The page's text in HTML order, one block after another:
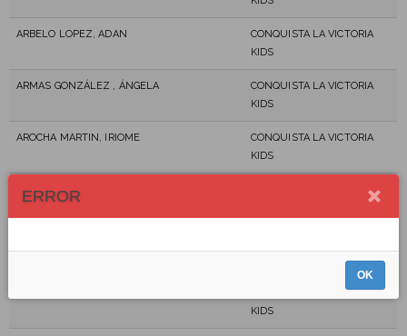
ARBELO LOPEZ, ADAN
CONQUISTA LA VICTORIA
KIDS
ARMAS GONZÁLEZ , ÁNGELA
CONQUISTA LA VICTORIA
KIDS
AROCHA MARTIN, IRIOME
CONQUISTA LA VICTORIA
KIDS
AROCHA MARTIN, NOA
CONQUISTA LA VICTORIA
CONQUISTA LA VICTORIA
KIDS
ERROR
OK